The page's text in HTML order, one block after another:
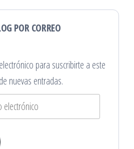
POR CORREO
para suscribirte a este
nuevas entradas.